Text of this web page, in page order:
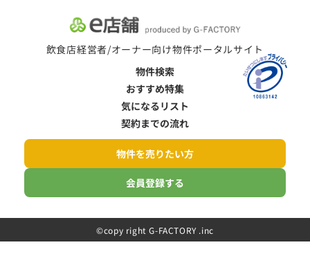
飲食店経営者/オーナー向け物件ポータルサイト
物件検索
おすすめ特集
気になるリスト
契約までの流れ
物件を売りたい方
会員登録する
©️copy right G-FACTORY .inc